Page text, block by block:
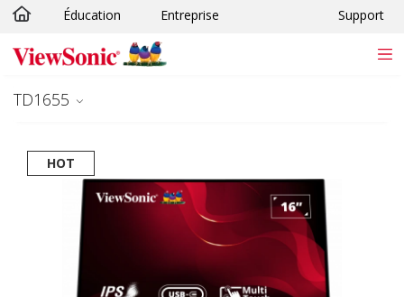
Passer au contenu principal
Éducation Entreprise Support
TD1655
HOT